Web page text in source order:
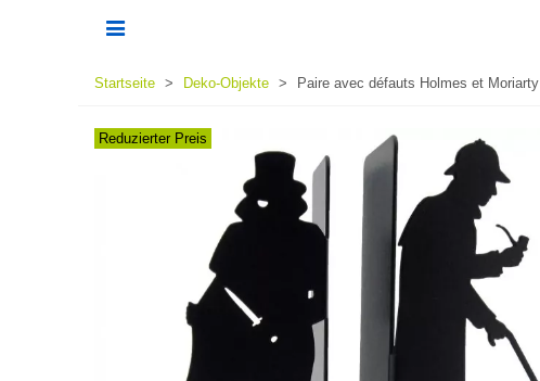
Startseite > Deko-Objekte > Paire avec défauts Holmes et Moriarty
Reduzierter Preis